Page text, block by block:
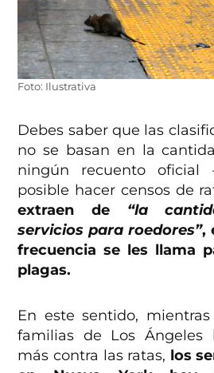
Foto: Ilustrativa
Debes saber que las
no se basan en la
ningún recuento oficial
posible hacer censos de
extraen de “la
servicios para roedores”,
frecuencia se les llama
plagas.
En este sentido,
familias de Los Ángeles
más contra las ratas, los